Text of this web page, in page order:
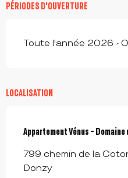
PÉRIODES D'OUVERTURE
Toute l'année 2026 -
LOCALISATION
Appartement Vénus - Domaine
799 chemin de la
Donzy